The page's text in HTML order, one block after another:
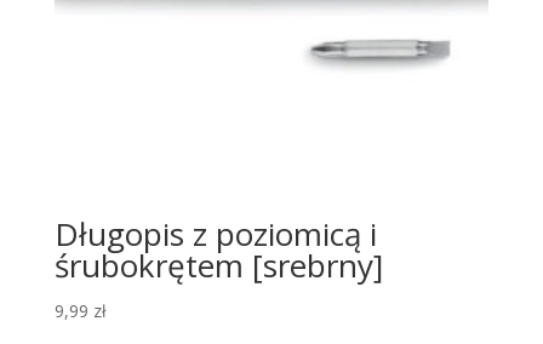
Długopis z poziomicą i
śrubokrętem [srebrny]
9,99 zł